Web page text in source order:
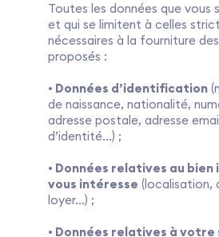
Toutes les données que vous
et qui se limitent à celles
nécessaires à la fourniture
proposés :
• Données d’identification
de naissance, nationalité,
adresse postale, adresse
d’identité...) ;
• Données relatives au
vous intéresse (localisation,
loyer...) ;
• Données relatives à